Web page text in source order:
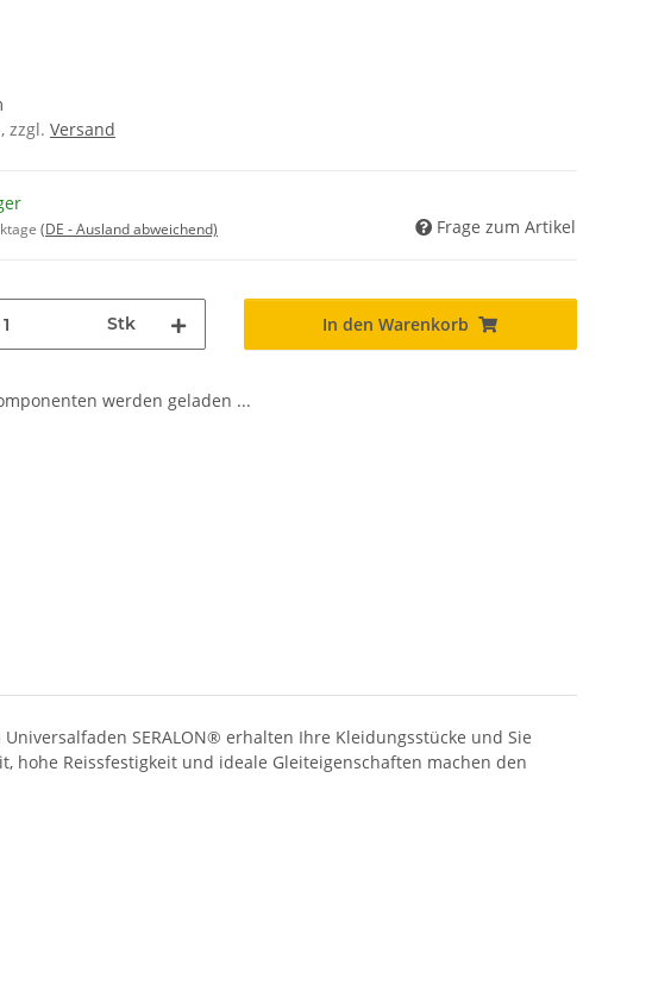
zzgl. Versand
(DE - Ausland abweichend) Frage zum Artikel
Stk In den Warenkorb
werden geladen ...
SERALON® erhalten Ihre Kleidungsstücke und Sie
Reissfestigkeit und ideale Gleiteigenschaften machen den